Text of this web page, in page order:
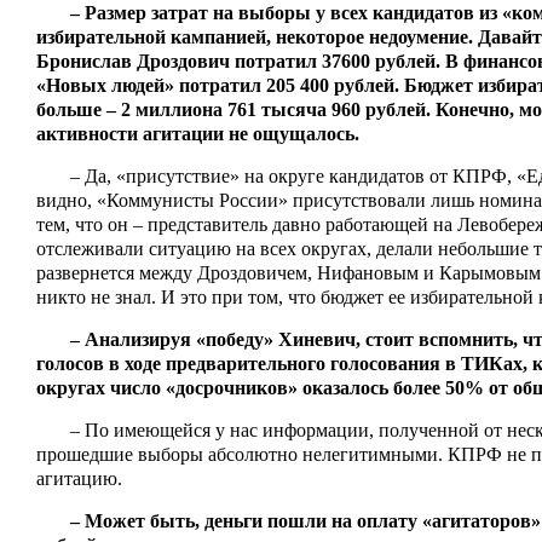
– Размер затрат на выборы у всех кандидатов из
избирательной кампанией, некоторое недоумение.
Бронислав Дроздович потратил 37600 рублей. В
«Новых людей» потратил 205 400 рублей. Бюджет
больше – 2 миллиона 761 тысяча 960 рублей. Конечно,
активности агитации не ощущалось.
– Да, «присутствие» на округе кандидатов от КПРФ,
видно, «Коммунисты России» присутствовали лишь
тем, что он – представитель давно работающей на
отслеживали ситуацию на всех округах, делали
развернется между Дроздовичем, Нифановым и
никто не знал. И это при том, что бюджет ее
– Анализируя «победу» Хиневич, стоит вспомнить,
голосов в ходе предварительного голосования в
округах число «досрочников» оказалось более 50% от
– По имеющейся у нас информации, полученной от
прошедшие выборы абсолютно нелегитимными. КПРФ не
агитацию.
– Может быть, деньги пошли на оплату